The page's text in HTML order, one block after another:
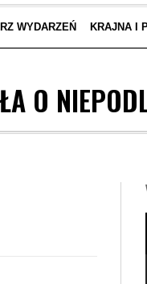
WYDARZEŃ KRAJNA I
O